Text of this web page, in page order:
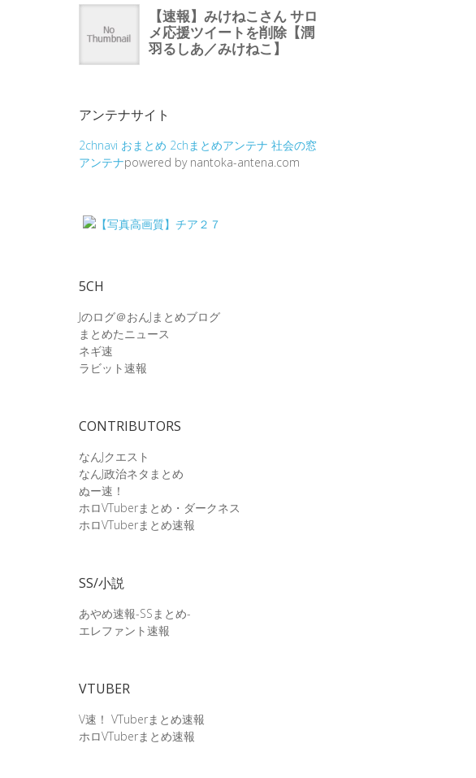
アンテナサイト
2chnavi おまとめ 2chまとめアンテナ 社会の窓
アンテナpowered by nantoka-antena.com
5CH
Jのログ＠おんJまとめブログ
まとめたニュース
ネギ速
ラビット速報
CONTRIBUTORS
なんJクエスト
なんJ政治ネタまとめ
ぬー速！
ホロVTuberまとめ・ダークネス
ホロVTuberまとめ速報
SS/小説
あやめ速報-SSまとめ-
エレファント速報
VTUBER
V速！ VTuberまとめ速報
ホロVTuberまとめ速報